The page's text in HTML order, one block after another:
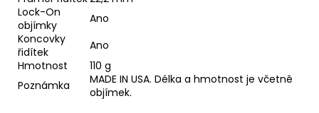
Lock-On
objímky
Ano
Koncovky
řidítek
Ano
Hmotnost
110 g
Poznámka
MADE IN USA. Délka a hmotnost je včetně
objímek.
1
689
Kč